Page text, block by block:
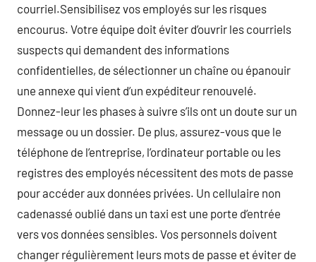
courriel.Sensibilisez vos employés sur les risques
encourus. Votre équipe doit éviter d’ouvrir les courriels
suspects qui demandent des informations
confidentielles, de sélectionner un chaîne ou épanouir
une annexe qui vient d’un expéditeur renouvelé.
Donnez-leur les phases à suivre s’ils ont un doute sur un
message ou un dossier. De plus, assurez-vous que le
téléphone de l’entreprise, l’ordinateur portable ou les
registres des employés nécessitent des mots de passe
pour accéder aux données privées. Un cellulaire non
cadenassé oublié dans un taxi est une porte d’entrée
vers vos données sensibles. Vos personnels doivent
changer régulièrement leurs mots de passe et éviter de